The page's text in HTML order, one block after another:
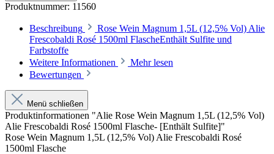
Produktnummer: 11560
Beschreibung
Rose Wein Magnum 1,5L (12,5% Vol) Alie
Frescobaldi Rosé 1500ml FlascheEnthält Sulfite und
Farbstoffe
Weitere Informationen
Mehr lesen
Bewertungen
Menü schließen
Produktinformationen "Alie Rose Wein Magnum 1,5L (12,5% Vol)
Alie Frescobaldi Rosé 1500ml Flasche- [Enthält Sulfite]"
Rose Wein Magnum 1,5L (12,5% Vol) Alie Frescobaldi Rosé
1500ml Flasche